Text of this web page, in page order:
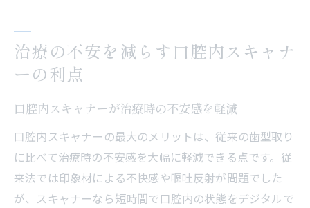
治療の不安を減らす口腔内スキャナ
ーの利点
口腔内スキャナーが治療時の不安感を軽減
口腔内スキャナーの最大のメリットは、従来の歯型取り
に比べて治療時の不安感を大幅に軽減できる点です。従
来法では印象材による不快感や嘔吐反射が問題でした
が、スキャナーなら短時間で口腔内の状態をデジタルで